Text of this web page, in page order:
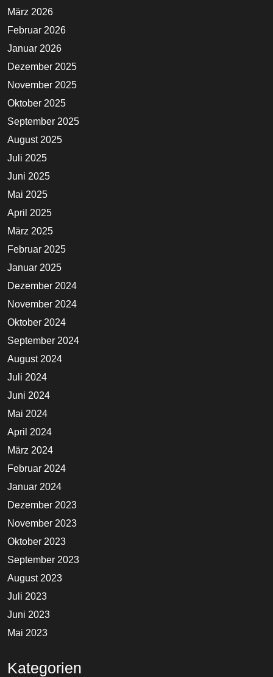
März 2026
Februar 2026
Januar 2026
Dezember 2025
November 2025
Oktober 2025
September 2025
August 2025
Juli 2025
Juni 2025
Mai 2025
April 2025
März 2025
Februar 2025
Januar 2025
Dezember 2024
November 2024
Oktober 2024
September 2024
August 2024
Juli 2024
Juni 2024
Mai 2024
April 2024
März 2024
Februar 2024
Januar 2024
Dezember 2023
November 2023
Oktober 2023
September 2023
August 2023
Juli 2023
Juni 2023
Mai 2023
Kategorien